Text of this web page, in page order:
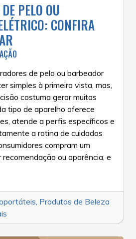
PELO OU
CONFIRA
de pelo ou barbeador
simples à primeira vista, mas,
costuma gerar muitas
tipo de aparelho oferece
atende a perfis específicos e
a rotina de cuidados
compram um
ou aparência, e
, Produtos de Beleza